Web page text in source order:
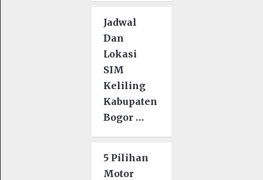
Jadwal
Dan
Lokasi
SIM
Keliling
Kabupaten
Bogor …
5 Pilihan
Motor